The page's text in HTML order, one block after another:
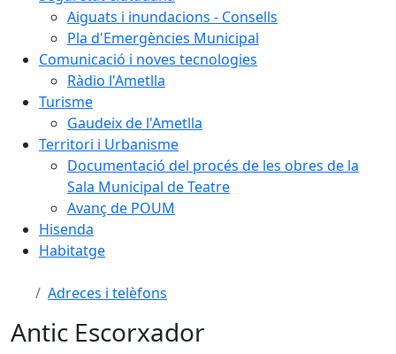
Aiguats i inundacions - Consells
Pla d'Emergències Municipal
Comunicació i noves tecnologies
Ràdio l'Ametlla
Turisme
Gaudeix de l'Ametlla
Territori i Urbanisme
Documentació del procés de les obres de la
Sala Municipal de Teatre
Avanç de POUM
Hisenda
Habitatge
Adreces i telèfons
Antic Escorxador